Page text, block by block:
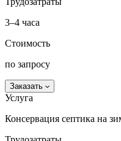
3–4 часа
Стоимость
по запросу
Заказать
Услуга
Консервация септика на